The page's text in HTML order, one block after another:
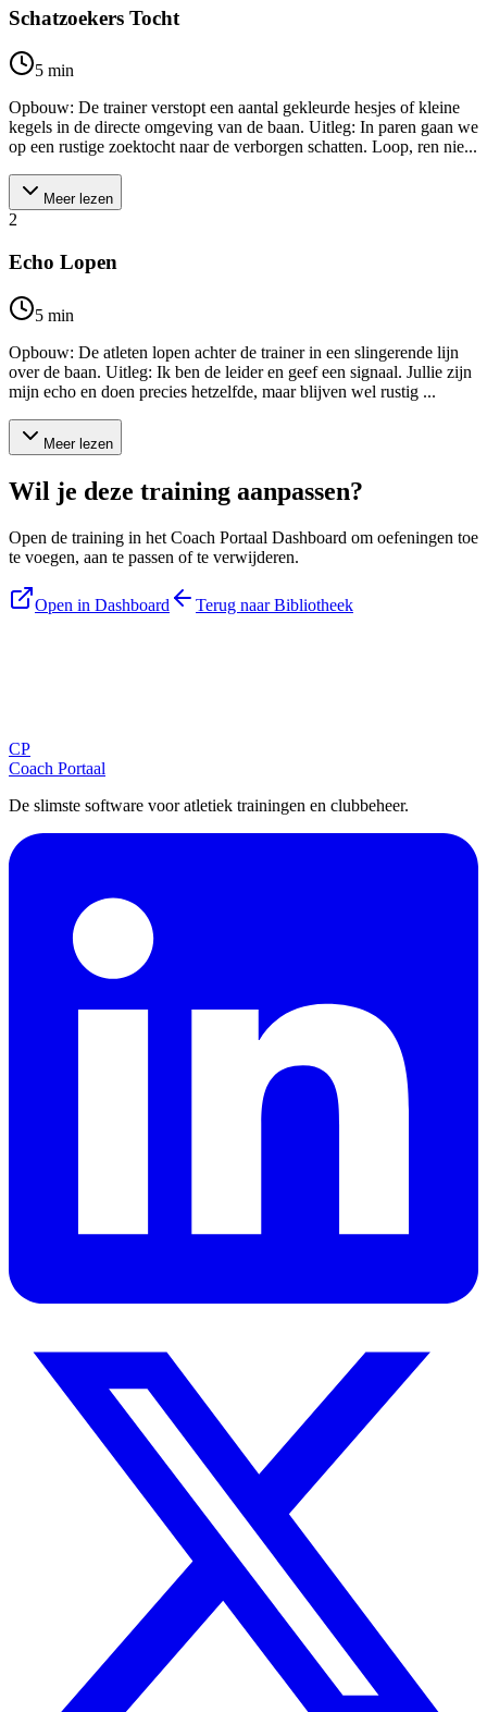
Schatzoekers Tocht
5 min
Opbouw: De trainer verstopt een aantal gekleurde hesjes of kleine
kegels in de directe omgeving van de baan. Uitleg: In paren gaan we
op een rustige zoektocht naar de verborgen schatten. Loop, ren nie...
Meer lezen
2
Echo Lopen
5 min
Opbouw: De atleten lopen achter de trainer in een slingerende lijn
over de baan. Uitleg: Ik ben de leider en geef een signaal. Jullie zijn
mijn echo en doen precies hetzelfde, maar blijven wel rustig ...
Meer lezen
Wil je deze training aanpassen?
Open de training in het Coach Portaal Dashboard om oefeningen toe
te voegen, aan te passen of te verwijderen.
Open in Dashboard Terug naar Bibliotheek
CP
Coach Portaal
De slimste software voor atletiek trainingen en clubbeheer.